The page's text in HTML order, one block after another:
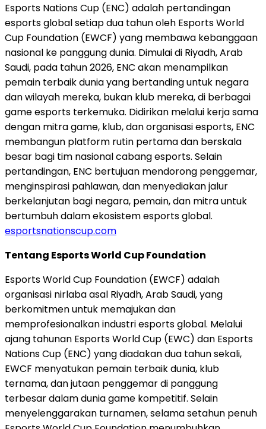
Esports Nations Cup (ENC) adalah pertandingan
esports global setiap dua tahun oleh Esports World
Cup Foundation (EWCF) yang membawa kebanggaan
nasional ke panggung dunia. Dimulai di Riyadh, Arab
Saudi, pada tahun 2026, ENC akan menampilkan
pemain terbaik dunia yang bertanding untuk negara
dan wilayah mereka, bukan klub mereka, di berbagai
game esports terkemuka. Didirikan melalui kerja sama
dengan mitra game, klub, dan organisasi esports, ENC
membangun platform rutin pertama dan berskala
besar bagi tim nasional cabang esports. Selain
pertandingan, ENC bertujuan mendorong penggemar,
menginspirasi pahlawan, dan menyediakan jalur
berkelanjutan bagi negara, pemain, dan mitra untuk
bertumbuh dalam ekosistem esports global.
esportsnationscup.com
Tentang Esports World Cup Foundation
Esports World Cup Foundation (EWCF) adalah
organisasi nirlaba asal Riyadh, Arab Saudi, yang
berkomitmen untuk memajukan dan
memprofesionalkan industri esports global. Melalui
ajang tahunan Esports World Cup (EWC) dan Esports
Nations Cup (ENC) yang diadakan dua tahun sekali,
EWCF menyatukan pemain terbaik dunia, klub
ternama, dan jutaan penggemar di panggung
terbesar dalam dunia game kompetitif. Selain
menyelenggarakan turnamen, selama setahun penuh